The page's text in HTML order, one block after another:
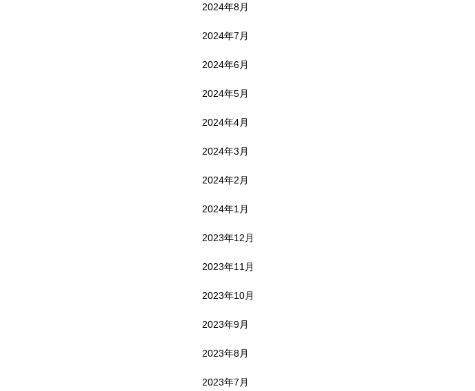
2024年8月
2024年7月
2024年6月
2024年5月
2024年4月
2024年3月
2024年2月
2024年1月
2023年12月
2023年11月
2023年10月
2023年9月
2023年8月
2023年7月